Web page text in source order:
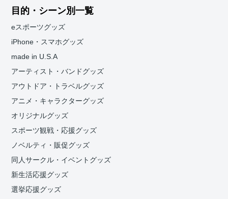
目的・シーン別一覧
eスポーツグッズ
iPhone・スマホグッズ
made in U.S.A
アーティスト・バンドグッズ
アウトドア・トラベルグッズ
アニメ・キャラクターグッズ
オリジナルグッズ
スポーツ観戦・応援グッズ
ノベルティ・販促グッズ
同人サークル・イベントグッズ
新生活応援グッズ
選挙応援グッズ